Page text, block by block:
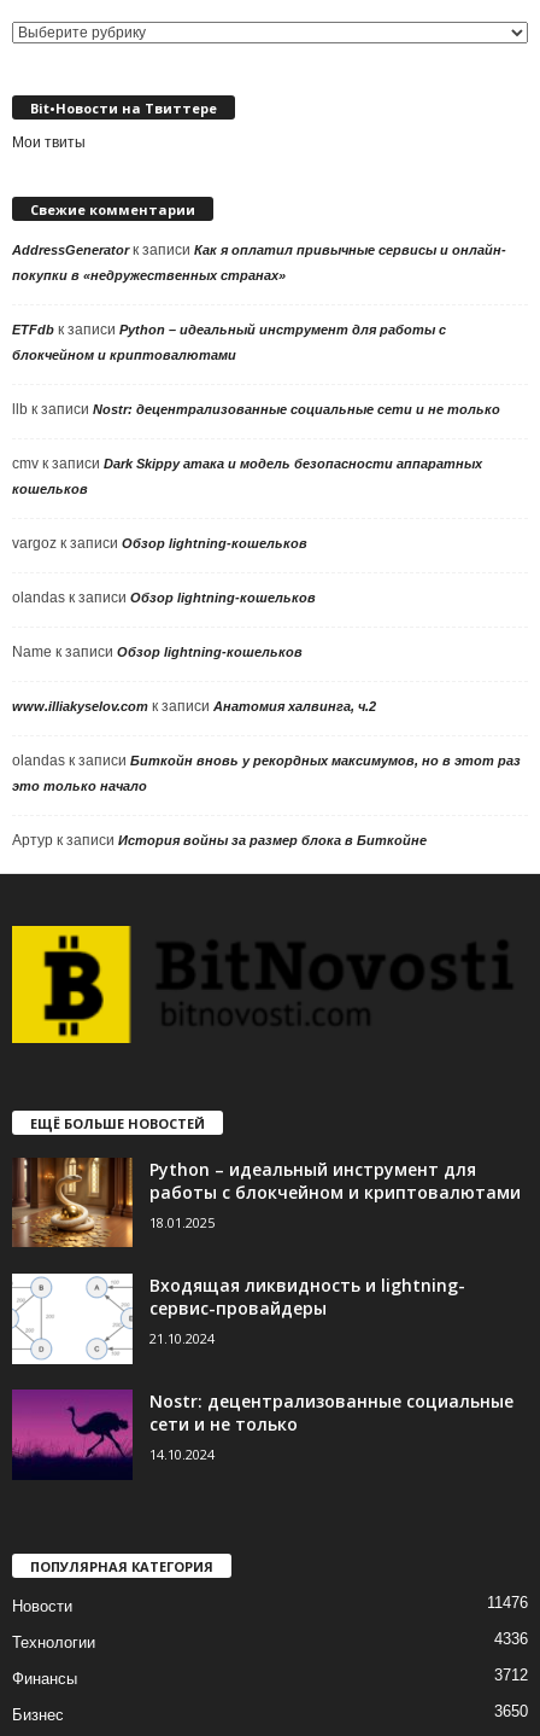
Выбор
Bit•Новости на Твиттере
Мои твиты
Свежие комментарии
AddressGeneratorк записи Как я оплатил привычные сервисы и онлайн-
покупки в «недружественных странах»
ETFdb к записи Python – идеальный инструмент для работы с
блокчейном и криптовалютами
llb к записи Nostr: децентрализованные социальные сети и не только
cmv к записи Dark Skippy атака и модель безопасности аппаратных
кошельков
vargoz к записи Обзор lightning-кошельков
olandas к записи Обзор lightning-кошельков
Name к записи Обзор lightning-кошельков
www.illiakyselov.com к записи Анатомия халвинга, ч.2
olandas к записи Биткойн вновь у рекордных максимумов, но в этот раз
это только начало
Артур к записи История войны за размер блока в Биткойне
ЕЩЁ БОЛЬШЕ НОВОСТЕЙ
Python – идеальный инструмент для
работы с блокчейном и криптовалютами
18.01.2025
Входящая ликвидность и lightning-
сервис-провайдеры
21.10.2024
Nostr: децентрализованные социальные
сети и не только
14.10.2024
ПОПУЛЯРНАЯ КАТЕГОРИЯ
Новости 11476
Технологии 4336
Финансы 3712
Бизнес 3650